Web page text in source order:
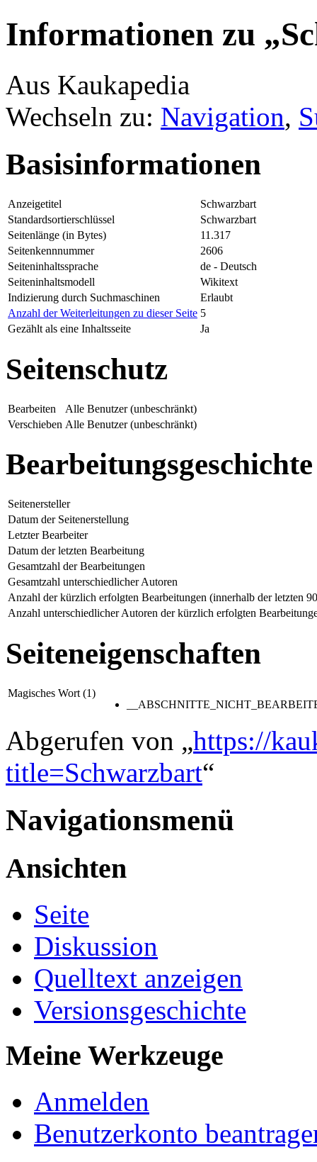
Informationen zu
Aus Kaukapedia
Wechseln zu: Navigation,
Basisinformationen
Anzeigetitel
Schwarzbart
Standardsortierschlüssel
Schwarzbart
Seitenlänge (in Bytes)
11.317
Seitenkennnummer
2606
Seiteninhaltssprache
de - Deutsch
Seiteninhaltsmodell
Wikitext
Indizierung durch Suchmaschinen
Erlaubt
Anzahl der Weiterleitungen zu dieser Seite 5
Gezählt als eine Inhaltsseite
Ja
Seitenschutz
Bearbeiten
Alle Benutzer (unbeschränkt)
Verschieben Alle Benutzer (unbeschränkt)
Bearbeitungsgeschichte
Seitenersteller
Datum der Seitenerstellung
Letzter Bearbeiter
Datum der letzten Bearbeitung
Gesamtzahl der Bearbeitungen
Gesamtzahl unterschiedlicher Autoren
Anzahl der kürzlich erfolgten Bearbeitungen (innerhalb der letzten
Anzahl unterschiedlicher Autoren der kürzlich erfolgten
Seiteneigenschaften
Magisches Wort (1)
Abgerufen von „https://
title=Schwarzbart“
Navigationsmenü
Ansichten
Seite
Diskussion
Quelltext anzeigen
Versionsgeschichte
Meine Werkzeuge
Anmelden
Benutzerkonto